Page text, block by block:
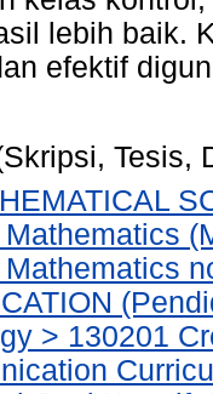
lebih baik.
efektif
Tesis,
> 130201